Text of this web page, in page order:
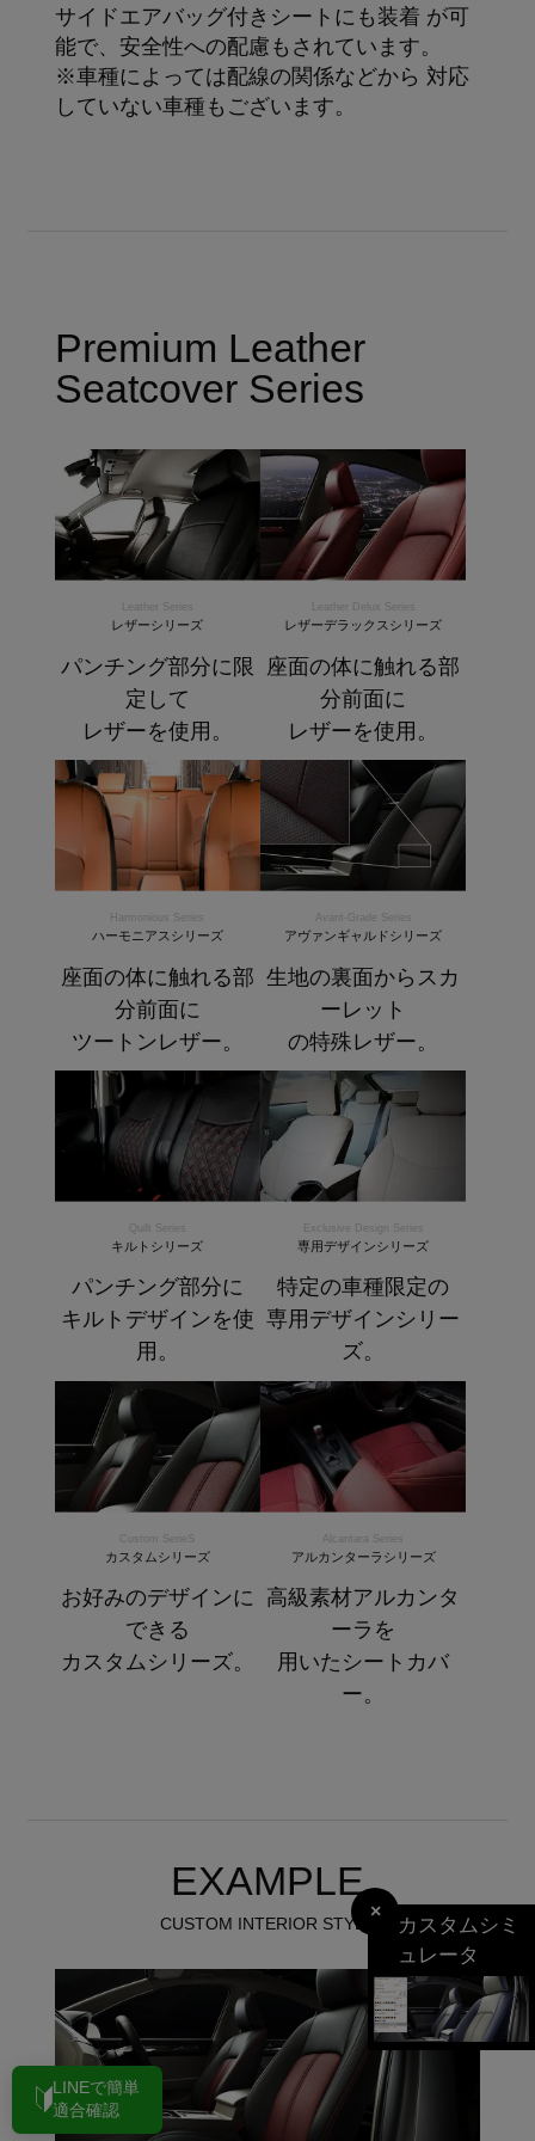
×
カスタムシミ
ュレータ
サイドエアバッグ付きシートにも装着 が可
能で、安全性への配慮もされています。
※車種によっては配線の関係などから 対応
していない車種もございます。
Premium Leather
Seatcover Series
Leather Series
レザーシリーズ
パンチング部分に限
定して
レザーを使用。
Leather Delux Series
レザーデラックスシリーズ
座面の体に触れる部
分前面に
レザーを使用。
Harmonious Series
ハーモニアスシリーズ
座面の体に触れる部
分前面に
ツートンレザー。
Avant-Grade Series
アヴァンギャルドシリーズ
生地の裏面からスカ
ーレット
の特殊レザー。
Quilt Series
キルトシリーズ
パンチング部分に
キルトデザインを使
用。
Exclusive Design Series
専用デザインシリーズ
特定の車種限定の
専用デザインシリー
ズ。
Custom SerieS
カスタムシリーズ
お好みのデザインに
できる
カスタムシリーズ。
Alcantara Series
アルカンターラシリーズ
高級素材アルカンタ
ーラを
用いたシートカバ
ー。
EXAMPLE
CUSTOM INTERIOR STYLE
LINEで簡単
適合確認